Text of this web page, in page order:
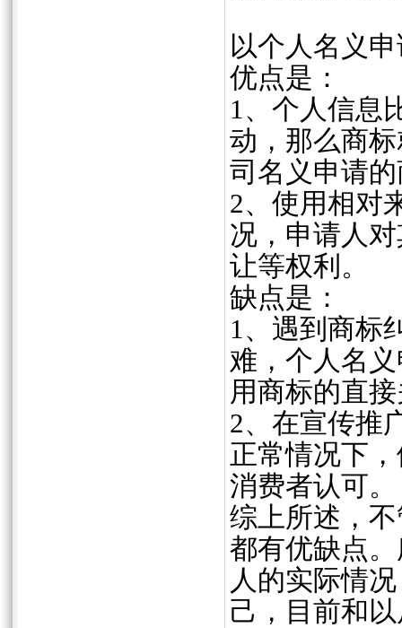
以个人名义
优点是：
1、个人信息
动，那么商
司名义申请
2、使用相对
况，申请人
让等权利。
缺点是：
1、遇到商标
难，个人名
用商标的直
2、在宣传推
正常情况下
消费者认可。
综上所述，
都有优缺点
人的实际情
己，目前和